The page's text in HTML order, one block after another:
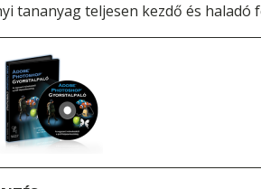
tananyag teljesen kezdő és haladó